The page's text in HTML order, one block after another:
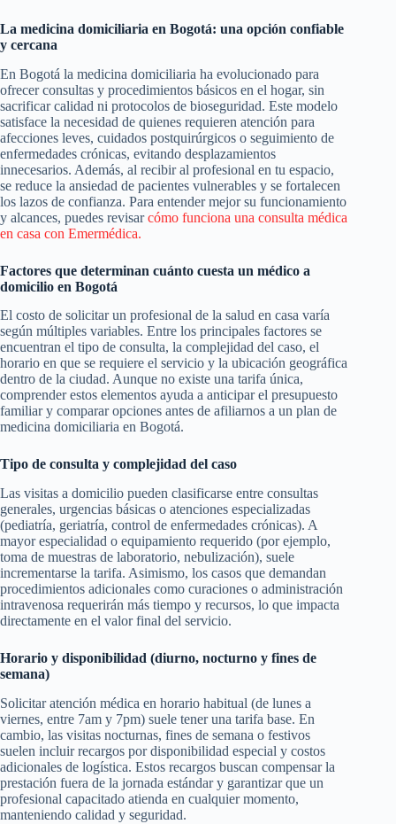
La medicina domiciliaria en Bogotá: una opción confiable
y cercana
En Bogotá la medicina domiciliaria ha evolucionado para
ofrecer consultas y procedimientos básicos en el hogar, sin
sacrificar calidad ni protocolos de bioseguridad. Este modelo
satisface la necesidad de quienes requieren atención para
afecciones leves, cuidados postquirúrgicos o seguimiento de
enfermedades crónicas, evitando desplazamientos
innecesarios. Además, al recibir al profesional en tu espacio,
se reduce la ansiedad de pacientes vulnerables y se fortalecen
los lazos de confianza. Para entender mejor su funcionamiento
y alcances, puedes revisarcómo funciona una consulta médica
en casa con Emermédica.
Factores que determinan cuánto cuesta un médico a
domicilio en Bogotá
El costo de solicitar un profesional de la salud en casa varía
según múltiples variables. Entre los principales factores se
encuentran el tipo de consulta, la complejidad del caso, el
horario en que se requiere el servicio y la ubicación geográfica
dentro de la ciudad. Aunque no existe una tarifa única,
comprender estos elementos ayuda a anticipar el presupuesto
familiar y comparar opciones antes de afiliarnos a un plan de
medicina domiciliaria en Bogotá.
Tipo de consulta y complejidad del caso
Las visitas a domicilio pueden clasificarse entre consultas
generales, urgencias básicas o atenciones especializadas
(pediatría, geriatría, control de enfermedades crónicas). A
mayor especialidad o equipamiento requerido (por ejemplo,
toma de muestras de laboratorio, nebulización), suele
incrementarse la tarifa. Asimismo, los casos que demandan
procedimientos adicionales como curaciones o administración
intravenosa requerirán más tiempo y recursos, lo que impacta
directamente en el valor final del servicio.
Horario y disponibilidad (diurno, nocturno y fines de
semana)
Solicitar atención médica en horario habitual (de lunes a
viernes, entre 7am y 7pm) suele tener una tarifa base. En
cambio, las visitas nocturnas, fines de semana o festivos
suelen incluir recargos por disponibilidad especial y costos
adicionales de logística. Estos recargos buscan compensar la
prestación fuera de la jornada estándar y garantizar que un
profesional capacitado atienda en cualquier momento,
manteniendo calidad y seguridad.